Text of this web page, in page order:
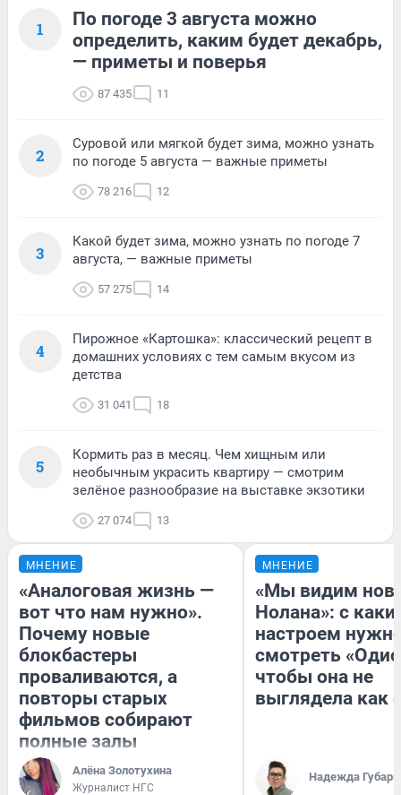
1
По погоде 3 августа можно
определить, каким будет декабрь,
— приметы и поверья
87 435 11
2
Суровой или мягкой будет зима, можно узнать
по погоде 5 августа — важные приметы
78 216 12
3
Какой будет зима, можно узнать по погоде 7
августа, — важные приметы
57 275 14
4
Пирожное «Картошка»: классический рецепт в
домашних условиях с тем самым вкусом из
детства
31 041 18
5
Кормить раз в месяц. Чем хищным или
необычным украсить квартиру — смотрим
зелёное разнообразие на выставке экзотики
27 074 13
МНЕНИЕ
«Аналоговая жизнь —
вот что нам нужно».
Почему новые
блокбастеры
проваливаются, а
повторы старых
фильмов собирают
полные залы
Алёна Золотухина
Журналист НГС
МНЕНИЕ
«Мы видим
Нолана»: с
настроем
смотреть
чтобы она не
выглядела как
Надежда Губарь